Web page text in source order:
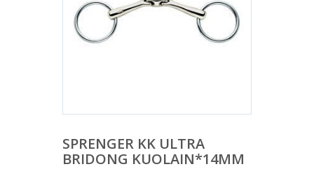
SPRENGER KK ULTRA
BRIDONG KUOLAIN*14MM